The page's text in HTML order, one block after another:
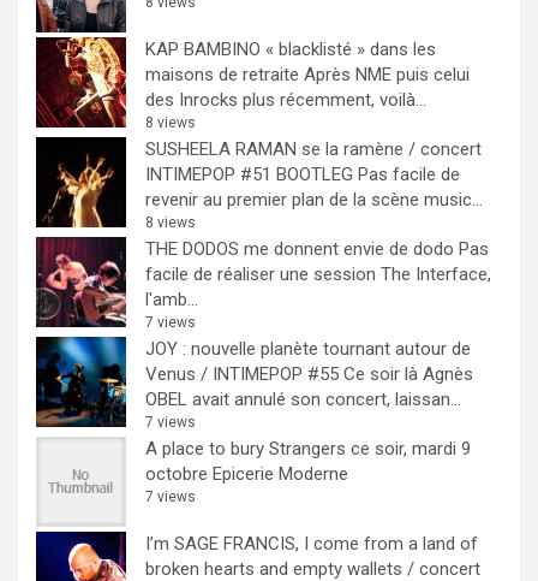
KAP BAMBINO « blacklisté » dans les
maisons de retraite Après NME puis celui
des Inrocks plus récemment, voilà...
8 views
SUSHEELA RAMAN se la ramène / concert
INTIMEPOP #51 BOOTLEG Pas facile de
revenir au premier plan de la scène music...
8 views
THE DODOS me donnent envie de dodo Pas
facile de réaliser une session The Interface,
l'amb...
7 views
JOY : nouvelle planète tournant autour de
Venus / INTIMEPOP #55 Ce soir là Agnès
OBEL avait annulé son concert, laissan...
7 views
A place to bury Strangers ce soir, mardi 9
octobre Epicerie Moderne
7 views
I’m SAGE FRANCIS, I come from a land of
broken hearts and empty wallets / concert